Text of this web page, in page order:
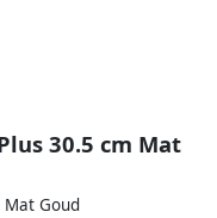
30.5 cm Mat
Mat Goud